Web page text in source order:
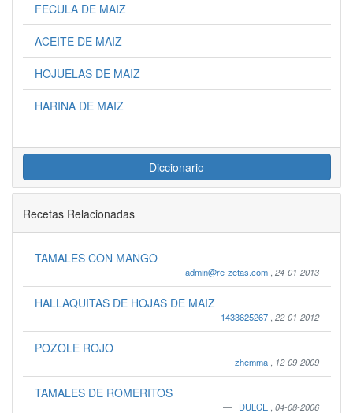
FECULA DE MAIZ
ACEITE DE MAIZ
HOJUELAS DE MAIZ
HARINA DE MAIZ
Diccionario
Recetas Relacionadas
TAMALES CON MANGO
admin@re-zetas.com 24-01-2013
HALLAQUITAS DE HOJAS DE MAIZ
1433625267 22-01-2012
POZOLE ROJO
zhemma 12-09-2009
TAMALES DE ROMERITOS
DULCE 04-08-2006